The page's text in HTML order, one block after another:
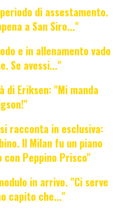
periodo di assestamento.
a San Siro..."
e in allenamento vado
Se avessi..."
di Eriksen: "Mi manda
racconta in esclusiva:
Il Milan fu un piano
Peppino Prisco"
in arrivo. "Ci serve
capito che..."